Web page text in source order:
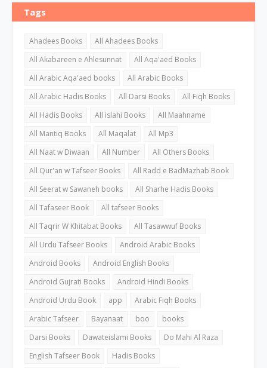
Tags
Ahadees Books
All Ahadees Books
All Akabareen e Ahlesunnat
All Aqa'aed Books
All Arabic Aqa'aed books
All Arabic Books
All Arabic Hadis Books
All Darsi Books
All Fiqh Books
All Hadis Books
All islahi Books
All Maahname
All Mantiq Books
All Maqalat
All Mp3
All Naat w Diwaan
All Number
All Others Books
All Qur'an w Tafseer Books
All Radd e BadMazhab Book
All Seerat w Sawaneh books
All Sharhe Hadis Books
All Tafaseer Book
All tafseer Books
All Taqrir W Khitabat Books
All Tasawwuf Books
All Urdu Tafseer Books
Android Arabic Books
Android Books
Android English Books
Android Gujrati Books
Android Hindi Books
Android Urdu Book
app
Arabic Fiqh Books
Arabic Tafseer
Bayanaat boo
books
Darsi Books
Dawateislami Books
Do Mahi Al Raza
English Tafseer Book
Hadis Books